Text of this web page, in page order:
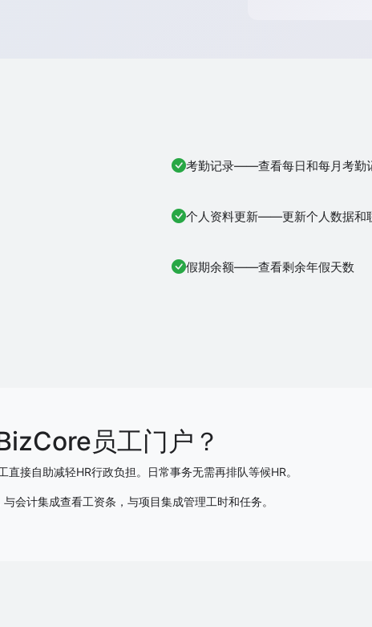
考勤记录——查看每日和每月考勤
个人资料更新——更新个人数据和
假期余额——查看剩余年假天数
员工门户？
直接自助减轻HR行政负担。日常事务无需再排队等候HR。
会计集成查看工资条，与项目集成管理工时和任务。